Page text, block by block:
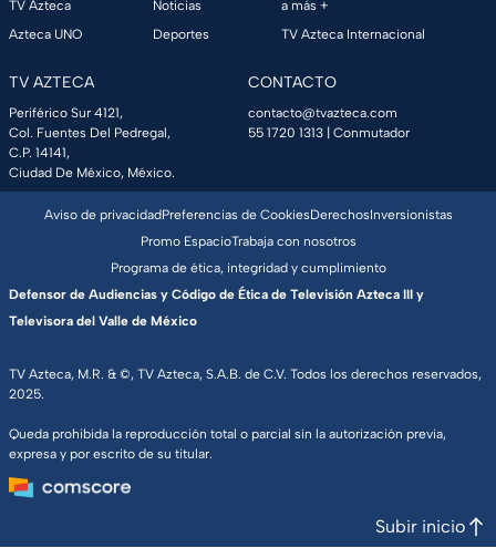
TV Azteca
Azteca UNO
Noticias
Deportes
a más +
TV Azteca Internacional
TV AZTECA
Periférico Sur 4121,
Col. Fuentes Del Pedregal,
C.P. 14141,
Ciudad De México, México.
CONTACTO
contacto@tvazteca.com
55 1720 1313 | Conmutador
TV Azteca, M.R. & ©, TV Azteca, S.A.B. de C.V. Todos los derechos reservados,
2025.
Queda prohibida la reproducción total o parcial sin la autorización previa,
expresa y por escrito de su titular.
Aviso de privacidadPreferencias de CookiesDerechosInversionistas
Promo EspacioTrabaja con nosotros
Programa de ética, integridad y cumplimiento
Defensor de Audiencias y Código de Ética de Televisión Azteca III y
Televisora del Valle de México
Subir inicio